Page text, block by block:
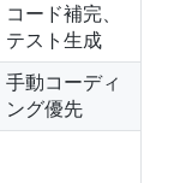
コード補完、
テスト生成
手動コーディ
ング優先